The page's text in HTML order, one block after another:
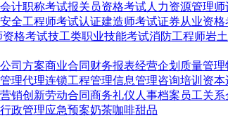
会计职称考试报关员资格考试人力资源管理师
安全工程师考试认证建造师考试证券从业资格
资格考试技工类职业技能考试消防工程师岩
公司方案商业合同 财务报表经营企划 质量管理
理代理连锁工程管理信息管理咨询培训 资本
营销创新劳动合同商务礼仪 人事档案 员工关系
行政管理应急预案奶茶咖啡甜品